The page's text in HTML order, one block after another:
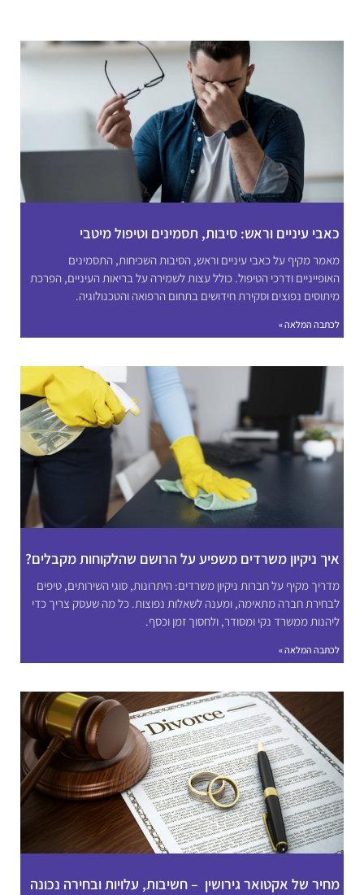
כאבי עיניים וראש: סיבות, תסמינים וטיפול מיטבי
מאמר מקיף על כאבי עיניים וראש, הסיבות השכיחות, התסמינים
האופייניים ודרכי הטיפול. כולל עצות לשמירה על בריאות העיניים, הפרכת
מיתוסים נפוצים וסקירת חידושים בתחום הרפואה והטכנולוגיה.
לכתבה המלאה »
איך ניקיון משרדים משפיע על הרושם שהלקוחות מקבלים?
מדריך מקיף על חברות ניקיון משרדים: היתרונות, סוגי השירותים, טיפים
לבחירת חברה מתאימה, ומענה לשאלות נפוצות. כל מה שעסק צריך כדי
ליהנות ממשרד נקי ומסודר, ולחסוך זמן וכסף.
לכתבה המלאה »
מחיר של אקטואר גירושין – חשיבות, עלויות ובחירה נכונה